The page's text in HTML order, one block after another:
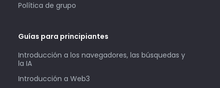
Política de grupo
Guías para principiantes
Introducción a los navegadores, las búsquedas y
la IA
Introducción a Web3